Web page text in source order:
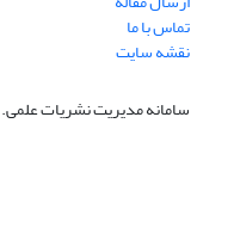
تماس با ما
نقشه سایت
سامانه مدیریت نشریات علمی.